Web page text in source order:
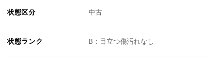
状態区分 中古
状態ランク B：目立つ傷汚れなし